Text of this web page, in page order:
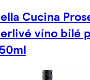
Cucina
víno bílé